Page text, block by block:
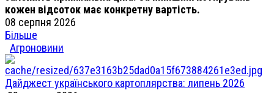
кожен відсоток має конкретну вартість.
08 серпня 2026
Більше
Агроновини
Дайджест українського картоплярства: липень 2026